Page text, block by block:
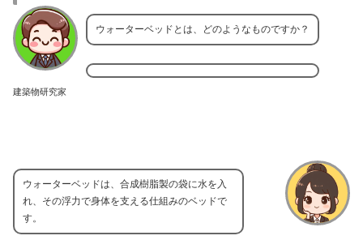
建築物研究家
ウォーターベッドとは、どのようなものですか？
ウォーターベッドは、合成樹脂製の袋に水を入
れ、その浮力で身体を支える仕組みのベッドで
す。